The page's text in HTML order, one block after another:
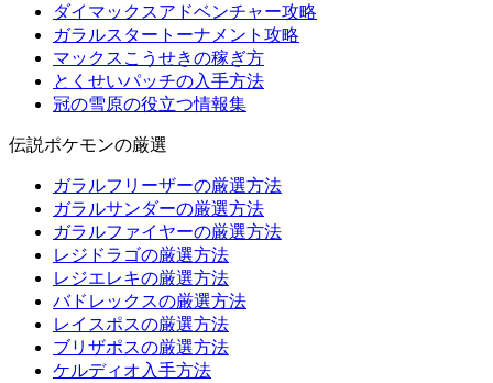
ダイマックスアドベンチャー攻略
ガラルスタートーナメント攻略
マックスこうせきの稼ぎ方
とくせいパッチの入手方法
冠の雪原の役立つ情報集
伝説ポケモンの厳選
ガラルフリーザーの厳選方法
ガラルサンダーの厳選方法
ガラルファイヤーの厳選方法
レジドラゴの厳選方法
レジエレキの厳選方法
バドレックスの厳選方法
レイスポスの厳選方法
ブリザポスの厳選方法
ケルディオ入手方法